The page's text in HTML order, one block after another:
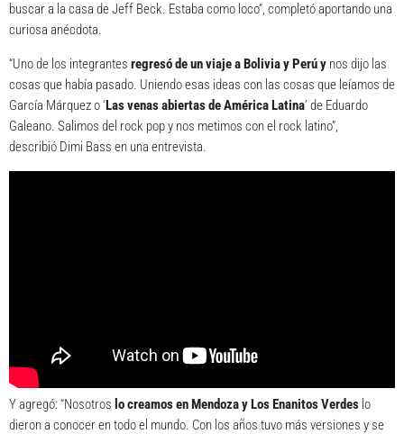
buscar a la casa de Jeff Beck. Estaba como loco”, completó aportando una
curiosa anécdota.
“Uno de los integrantes regresó de un viaje a Bolivia y Perú y nos dijo las
cosas que había pasado. Uniendo esas ideas con las cosas que leíamos de
García Márquez o ‘Las venas abiertas de América Latina’ de Eduardo
Galeano. Salimos del rock pop y nos metimos con el rock latino”,
describió Dimi Bass en una entrevista.
Y agregó: “Nosotros lo creamos en Mendoza y Los Enanitos Verdes lo
dieron a conocer en todo el mundo. Con los años tuvo más versiones y se